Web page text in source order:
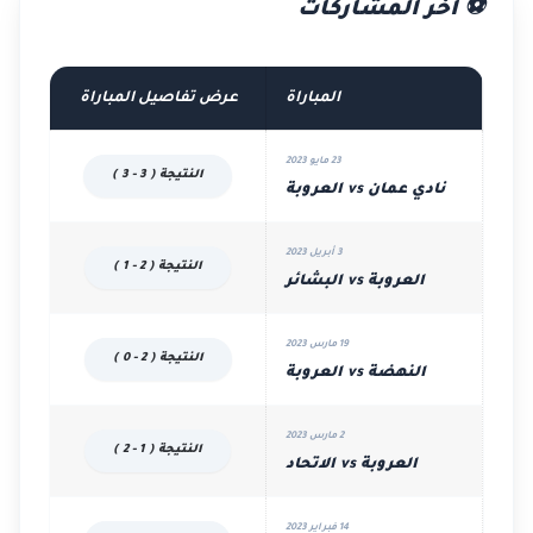
⚽ آخر المشاركات
المباراة عرض تفاصيل المباراة
23 مايو 2023
نادي عمان vs العروبة
النتيجة ( 3 - 3 )
3 أبريل 2023
العروبة vs البشائر
النتيجة ( 2 - 1 )
19 مارس 2023
النهضة vs العروبة
النتيجة ( 2 - 0 )
2 مارس 2023
العروبة vs الاتحاد
النتيجة ( 1 - 2 )
14 فبراير 2023